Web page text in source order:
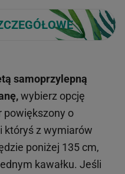
samoprzylepną
wybierz opcję
powiększony o
któryś z wymiarów
poniżej 135 cm,
kawałku. Jeśli